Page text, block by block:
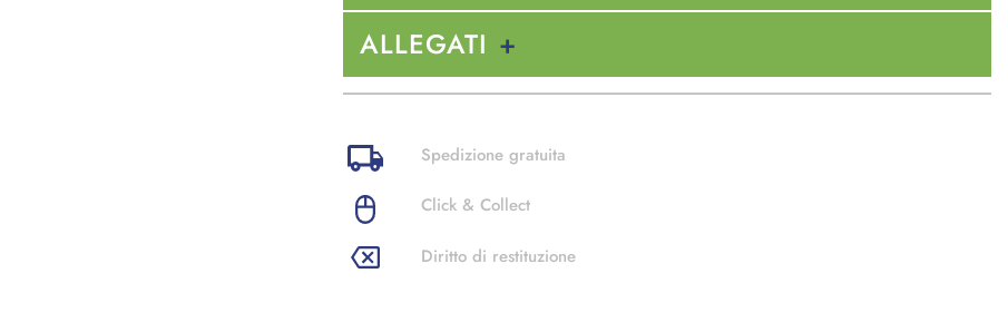
ALLEGATI
Spedizione gratuita
Click & Collect
Diritto di restituzione